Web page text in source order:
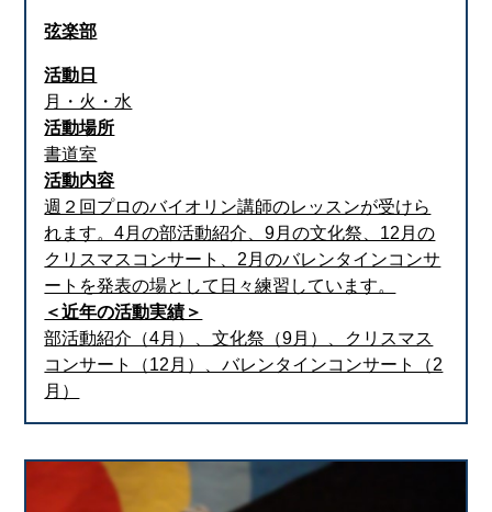
弦楽部
活動日
月・火・水
活動場所
書道室
活動内容
週２回プロのバイオリン講師のレッスンが受けら
れます。4月の部活動紹介、9月の文化祭、12月の
クリスマスコンサート、2月のバレンタインコンサ
ートを発表の場として日々練習しています。
＜近年の活動実績＞
部活動紹介（4月）、文化祭（9月）、クリスマス
コンサート（12月）、バレンタインコンサート（2
月）